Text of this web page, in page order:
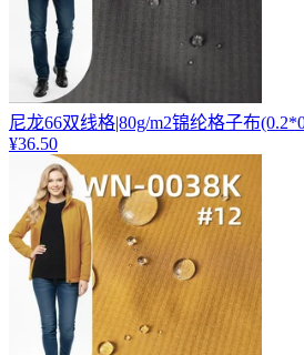
尼龙66双线格|80g/m2锦纶格子布
¥36.50